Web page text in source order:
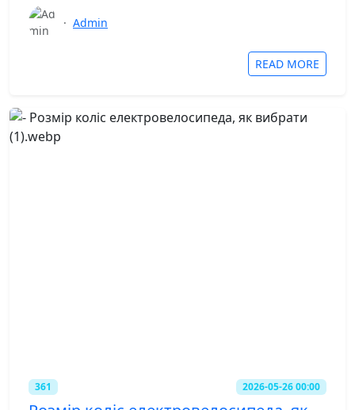
· Admin
READ MORE
361 2026-05-26 00:00